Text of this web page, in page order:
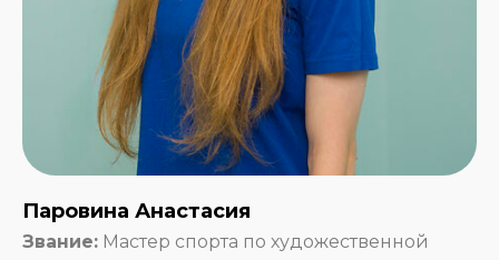
Паровина Анастасия
Звание: Мастер спорта по художественной